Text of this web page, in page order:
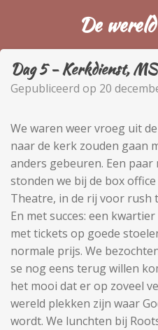
naar
de
hoofdinhoud
De
Dag 5 - Kerkdienst,
Gepubliceerd op 20
We waren weer vroeg uit
naar de kerk zouden gaan
anders gebeuren. Een
stonden we bij de box office
Theatre, in de rij voor rush
En met succes: een
met tickets op goede
normale prijs. We
se nog eens terug willen
het mooi dat er op zoveel
wereld plekken zijn waar
wordt. We lunchten bij